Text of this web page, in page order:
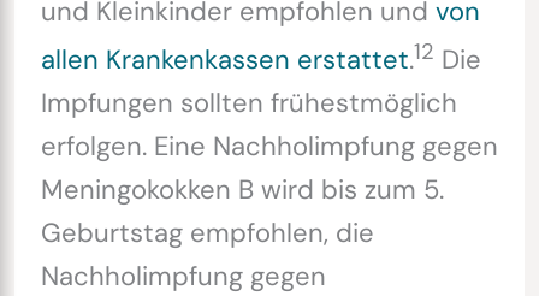
und Kleinkinder empfohlen und von
allen Krankenkassen erstattet.12 Die
Impfungen sollten frühestmöglich
erfolgen. Eine Nachholimpfung gegen
Meningokokken B wird bis zum 5.
Geburtstag empfohlen, die
Nachholimpfung gegen